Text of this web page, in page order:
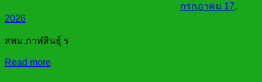
กรกฎาคม 17,
2026
สพม.กาฬสินธุ์ ร
Read more